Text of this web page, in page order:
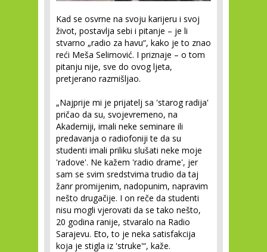
Kad se osvrne na svoju karijeru i svoj
život, postavlja sebi i pitanje – je li
stvarno „radio za havu“, kako je to znao
reći Meša Selimović. I priznaje – o tom
pitanju nije, sve do ovog ljeta,
pretjerano razmišljao.
„Najprije mi je prijatelj sa 'starog radija'
pričao da su, svojevremeno, na
Akademiji, imali neke seminare ili
predavanja o radiofoniji te da su
studenti imali priliku slušati neke moje
'radove'. Ne kažem 'radio drame', jer
sam se svim sredstvima trudio da taj
žanr promijenim, nadopunim, napravim
nešto drugačije. I on reče da studenti
nisu mogli vjerovati da se tako nešto,
20 godina ranije, stvaralo na Radio
Sarajevu. Eto, to je neka satisfakcija
koja je stigla iz 'struke'“, kaže.